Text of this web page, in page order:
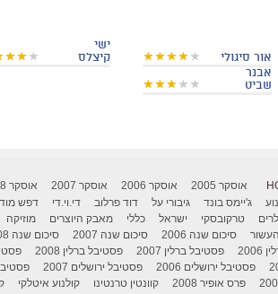
אור סיגולי
ישי
קיצלס
אבנר
שביט
אוסקר 2005 אוסקר 2006 אוסקר 2007 אוסקר 2008
ג'יימס בונד גיבורי על דוד פרלוב די.וי.די דפש מוד
טרקובסקי ישראל כללי מאבק היוצרים מוזיקה
סיכום שנה 2006 סיכום שנה 2007 סיכום שנה 2008
פסטיבל ברלין 2007 פסטיבל ברלין 2008
פסטיבל ירושלים 2006 פסטיבל ירושלים 2007
פסטיבל
פרס אופיר 2008 קוונטין טרנטינו קולנוע איטלקי